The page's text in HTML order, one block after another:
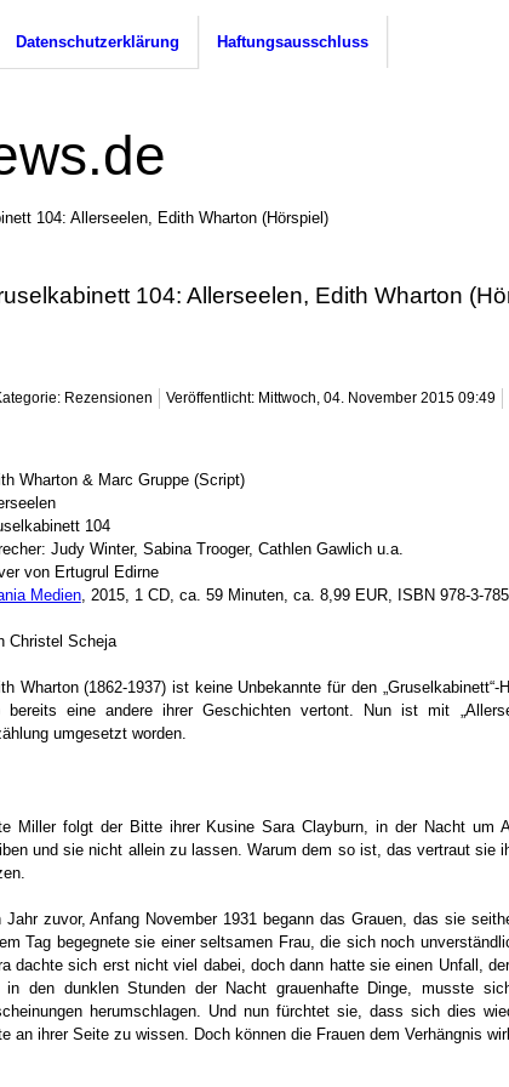
Datenschutzerklärung Haftungsausschluss
104: Allerseelen, Edith Wharton (Hörspiel)
104: Allerseelen, Edith Wharton
Rezensionen Veröffentlicht: Mittwoch, 04. November 2015 09:49
Wharton & Marc Gruppe (Script)
104
Judy Winter, Sabina Trooger, Cathlen Gawlich u.a.
von Ertugrul Edirne
Medien, 2015, 1 CD, ca. 59 Minuten, ca. 8,99 EUR, ISBN 978-3-
Christel Scheja
Wharton (1862-1937) ist keine Unbekannte für den „Gruselkabinett“-
bereits eine andere ihrer Geschichten vertont. Nun ist mit
umgesetzt worden.
Miller folgt der Bitte ihrer Kusine Sara Clayburn, in der Nacht um
und sie nicht allein zu lassen. Warum dem so ist, das vertraut sie
Jahr zuvor, Anfang November 1931 begann das Grauen, das sie
Tag begegnete sie einer seltsamen Frau, die sich noch
dachte sich erst nicht viel dabei, doch dann hatte sie einen Unfall,
in den dunklen Stunden der Nacht grauenhafte Dinge, musste
herumschlagen. Und nun fürchtet sie, dass sich dies
an ihrer Seite zu wissen. Doch können die Frauen dem Verhängnis